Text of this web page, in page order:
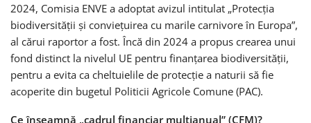
2024, Comisia ENVE a adoptat avizul intitulat „Protecția
biodiversității și conviețuirea cu marile carnivore în Europa”,
al cărui raportor a fost. Încă din 2024 a propus crearea unui
fond distinct la nivelul UE pentru finanțarea biodiversității,
pentru a evita ca cheltuielile de protecție a naturii să fie
acoperite din bugetul Politicii Agricole Comune (PAC).
Ce înseamnă „cadrul financiar multianual” (CFM)?